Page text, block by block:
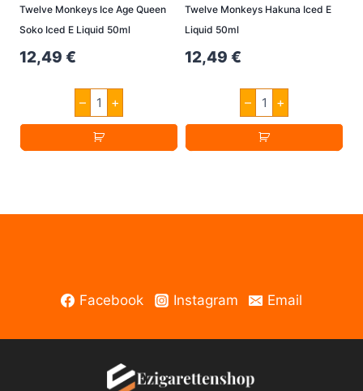
Produktseite
Twelve Monkeys Ice Age Queen
Soko Iced E Liquid 50ml
12,49 €
–
Twelve
Monkeys
Ice
Age
Queen
50ml
+
Twelve Monkeys Hakuna Iced E
Liquid 50ml
12,49 €
–
Twelve
Monkeys
Hakuna
Iced
E
+
Facebook Instagram Email